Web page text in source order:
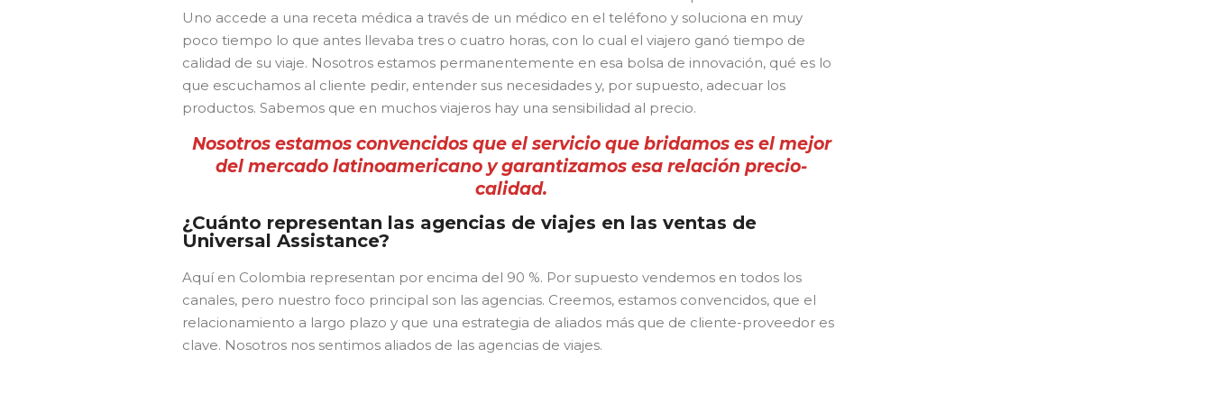
Uno accede a una receta médica a través de un médico en el teléfono y soluciona en muy
poco tiempo lo que antes llevaba tres o cuatro horas, con lo cual el viajero ganó tiempo de
calidad de su viaje. Nosotros estamos permanentemente en esa bolsa de innovación, qué es lo
que escuchamos al cliente pedir, entender sus necesidades y, por supuesto, adecuar los
productos. Sabemos que en muchos viajeros hay una sensibilidad al precio.
Nosotros estamos convencidos que el servicio que bridamos es el mejor
del mercado latinoamericano y garantizamos esa relación precio-
calidad.
¿Cuánto representan las agencias de viajes en las ventas de
Universal Assistance?
Aquí en Colombia representan por encima del 90 %. Por supuesto vendemos en todos los
canales, pero nuestro foco principal son las agencias. Creemos, estamos convencidos, que el
relacionamiento a largo plazo y que una estrategia de aliados más que de cliente-proveedor es
clave. Nosotros nos sentimos aliados de las agencias de viajes.